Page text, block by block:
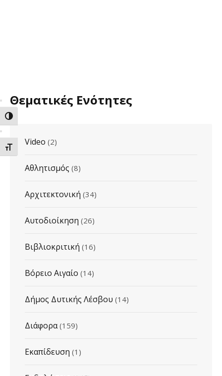
ΕΝΑΛΛΑΓΗ ΥΨΗΛΗΣ ΑΝΤΙΘΕΣΗΣ
ΕΝΑΛΛΑΓΗ ΜΕΓΕΘΟΥΣ ΓΡΑΜΜΑΤΩΝ
Θεματικές Ενότητες
Video (2)
Αθλητισμός (8)
Αρχιτεκτονική (34)
Αυτοδιοίκηση (26)
Βιβλιοκριτική (16)
Βόρειο Αιγαίο (14)
Δήμος Δυτικής Λέσβου (14)
Διάφορα (159)
Εκαπίδευση (1)